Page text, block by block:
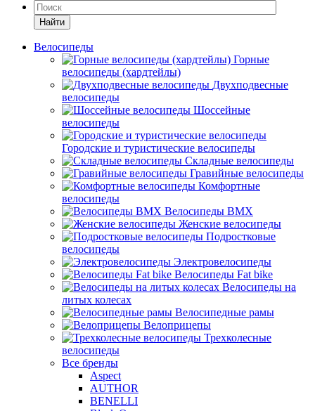
Найти
Велосипеды
Горные
велосипеды (хардтейлы)
Двухподвесные
велосипеды
Шоссейные
велосипеды
Городские и туристические велосипеды
Складные велосипеды
Гравийные велосипеды
Комфортные
велосипеды
Велосипеды BMX
Женские велосипеды
Подростковые
велосипеды
Электровелосипеды
Велосипеды Fat bike
Велосипеды на
литых колесах
Велосипедные рамы
Велоприцепы
Трехколесные
велосипеды
Все бренды
Aspect
AUTHOR
BENELLI